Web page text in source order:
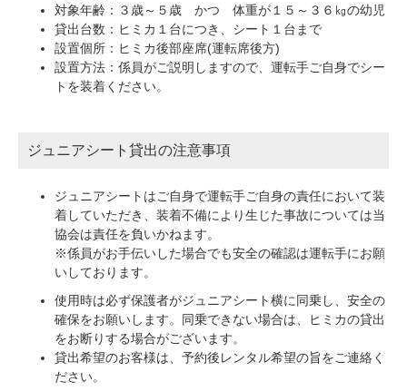
対象年齢：３歳～５歳 かつ 体重が１５～３６㎏の幼児
貸出台数：ヒミカ１台につき、シート１台まで
設置個所：ヒミカ後部座席(運転席後方)
設置方法：係員がご説明しますので、運転手ご自身でシー
トを装着ください。
ジュニアシート貸出の注意事項
ジュニアシートはご自身で運転手ご自身の責任において装
着していただき、装着不備により生じた事故については当
協会は責任を負いかねます。
※係員がお手伝いした場合でも安全の確認は運転手にお願
いしております。
使用時は必ず保護者がジュニアシート横に同乗し、安全の
確保をお願いします。同乗できない場合は、ヒミカの貸出
をお断りする場合がございます。
貸出希望のお客様は、予約後レンタル希望の旨をご連絡く
ださい。